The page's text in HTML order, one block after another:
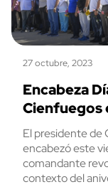
27 octubre, 2023
Encabeza
Cienfuegos
El presidente de
encabezó este
comandante
contexto del